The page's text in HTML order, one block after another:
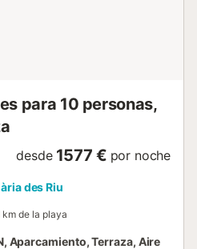
para 10 personas,
desde 1577 € por noche
des Riu
km de la playa
Aparcamiento, Terraza, Aire